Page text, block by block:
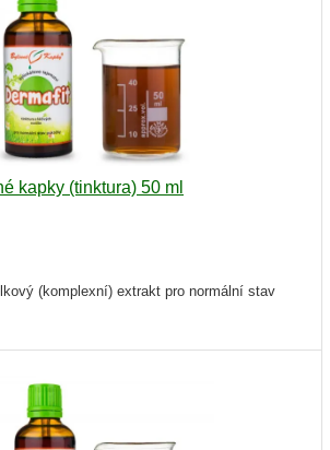
kapky (tinktura) 50 ml
(komplexní) extrakt pro normální stav